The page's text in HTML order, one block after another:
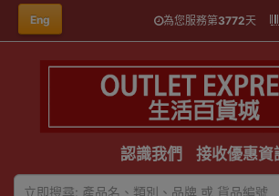
Eng 為您服務第3772天
認識我們 接收優惠資